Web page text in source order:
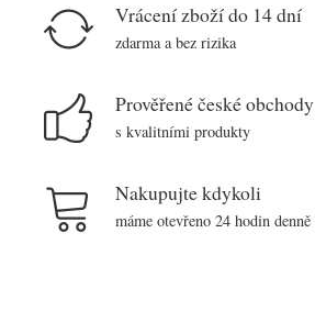
Vrácení zboží do 14 dní
zdarma a bez rizika
Prověřené české obchody
s kvalitními produkty
Nakupujte kdykoli
máme otevřeno 24 hodin denně